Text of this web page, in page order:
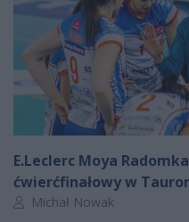
E.Leclerc Moya
ćwierćfinałowy w
Autor artykułu:
Michał Nowak